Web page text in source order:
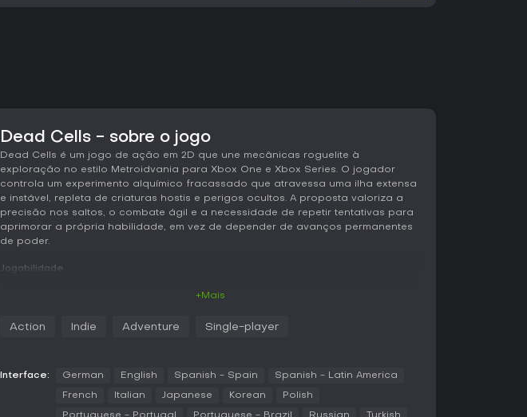
Dead Cells - sobre o jogo
Dead Cells é um jogo de ação em 2D que une mecânicas roguelite à
exploração no estilo Metroidvania para Xbox One e Xbox Series. O jogador
controla um experimento alquímico fracassado que atravessa uma ilha extensa
e instável, repleta de criaturas hostis e perigos ocultos. A proposta valoriza a
precisão nos saltos, o combate ágil e a necessidade de repetir tentativas para
aprimorar a própria habilidade, em vez de depender de avanços permanentes
de poder.
Jogabilidade
recurso essencial contra inimigos agressivos. O arsenal inclui armas corpo a
Magias ampliam ainda mais as possibilidades, permitindo adaptar a estratégia
durante a própria tentativa.
+Mais
Action Indie Adventure Single-player
Interface: German English Spanish - Spain Spanish - Latin America
French Italian Japanese Korean Polish